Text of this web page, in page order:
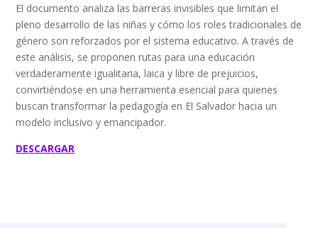
El documento analiza las barreras invisibles que limitan el
pleno desarrollo de las niñas y cómo los roles tradicionales de
género son reforzados por el sistema educativo. A través de
este análisis, se proponen rutas para una educación
verdaderamente igualitaria, laica y libre de prejuicios,
convirtiéndose en una herramienta esencial para quienes
buscan transformar la pedagogía en El Salvador hacia un
modelo inclusivo y emancipador.
DESCARGAR